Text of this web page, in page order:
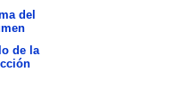
del
de la